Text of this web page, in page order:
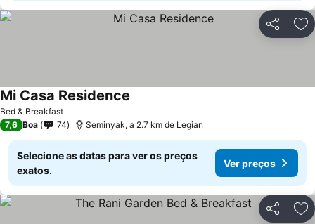
Partilhar
Bed & Breakfast
Mi Casa Residence
7,6 Boa 74 Seminyak, a 2.7 km de Legian
Selecione as datas para ver os preços
exatos.
Ver preços
Partilhar